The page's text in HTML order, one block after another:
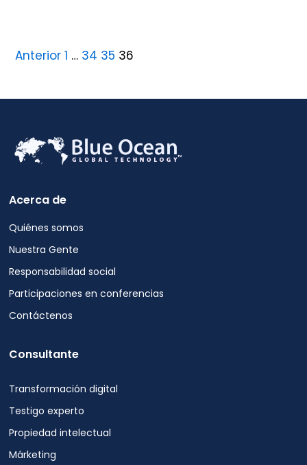
Anterior 1 … 34 35 36
Acerca de
Quiénes somos
Nuestra Gente
Responsabilidad social
Participaciones en conferencias
Contáctenos
Consultante
Transformación digital
Testigo experto
Propiedad intelectual
Márketing